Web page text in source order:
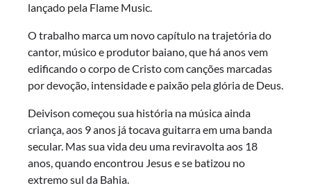
lançado pela Flame Music.
O trabalho marca um novo capítulo na trajetória do
cantor, músico e produtor baiano, que há anos vem
edificando o corpo de Cristo com canções marcadas
por devoção, intensidade e paixão pela glória de Deus.
Deivison começou sua história na música ainda
criança, aos 9 anos já tocava guitarra em uma banda
secular. Mas sua vida deu uma reviravolta aos 18
anos, quando encontrou Jesus e se batizou no
extremo sul da Bahia.